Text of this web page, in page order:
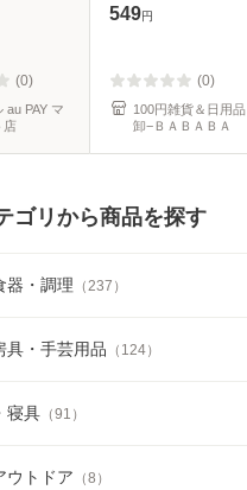
ック お
Disney
(0)
au PAY マ
店
ロウェア 容量2L
549円
(0)
100円雑貨＆日用品
卸−ＢＡＢＡＢＡ
ゴリから商品を探す
器・調理 （237 ）
具・手芸用品 （ 124）
寝具 （91 ）
ウトドア （8 ）